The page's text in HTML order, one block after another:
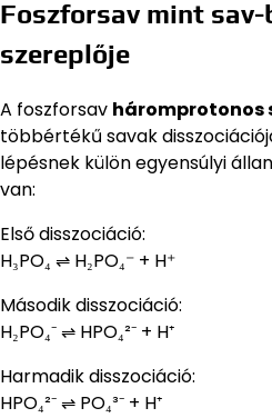
Foszforsav mint
szereplője
A foszforsav háromprotonos
többértékű savak
lépésnek külön egyensúlyi
van:
Első disszociáció:
H₃PO₄ ⇌ H₂PO₄⁻ + H⁺
Második disszociáció:
H₂PO₄⁻ ⇌ HPO₄²⁻ + H⁺
Harmadik disszociáció:
HPO₄²⁻ ⇌ PO₄³⁻ + H⁺